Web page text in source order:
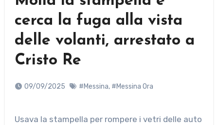
cerca la fuga alla vista
delle volanti, arrestato a
Cristo Re
09/09/2025 #Messina, #Messina Ora
Usava la stampella per rompere i vetri delle auto